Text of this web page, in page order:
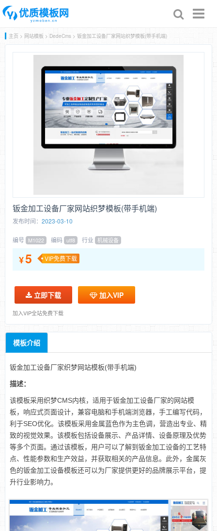
主页 > 网站模板 > DedeCms > 钣金加工设备厂家网站织梦模板(带手机端)
钣金加工设备厂家网站织梦模板(带手机端)
发布时间： 2023-03-10
编号 M1022 编码 utf8 行业 机械设备
¥5 VIP免费下载
立即下载 加入VIP
加入VIP全站免费下载
模板介绍
钣金加工设备厂家织梦网站模板(带手机端)
描述：
该模板采用织梦CMS内核，适用于钣金加工设备厂家的网站模
板，响应式页面设计，兼容电脑和手机端浏览器，手工编写代码，
利于SEO优化。该模板采用金属蓝色作为主色调，营造出专业、精
致的视觉效果。该模板包括设备展示、产品详情、设备原理及优势
等多个页面。通过该模板，用户可以了解到钣金加工设备的工艺特
点、性能参数和生产效益，并获取相关的产品信息。此外，金属灰
色的钣金加工设备模板还可以为厂家提供更好的品牌展示平台，提
升行业影响力。